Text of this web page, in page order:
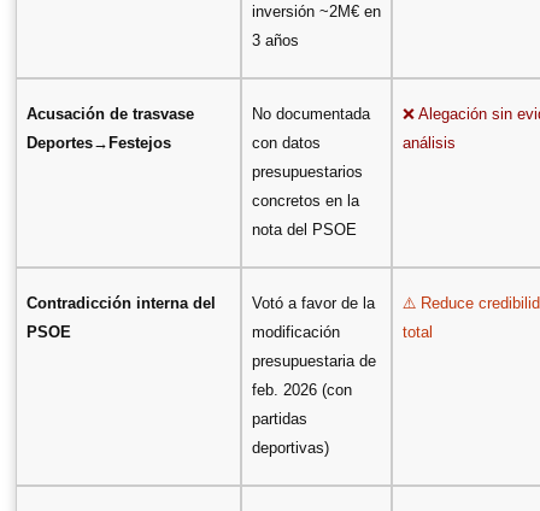
inversión ~2M€ en
3 años
Acusación de trasvase
Deportes→Festejos
No documentada
con datos
presupuestarios
concretos en la
nota del PSOE
❌Alegación sin
análisis
Contradicción interna del
PSOE
Votó a favor de la
modificación
presupuestaria de
feb. 2026 (con
partidas
deportivas)
⚠️ Reduce
total